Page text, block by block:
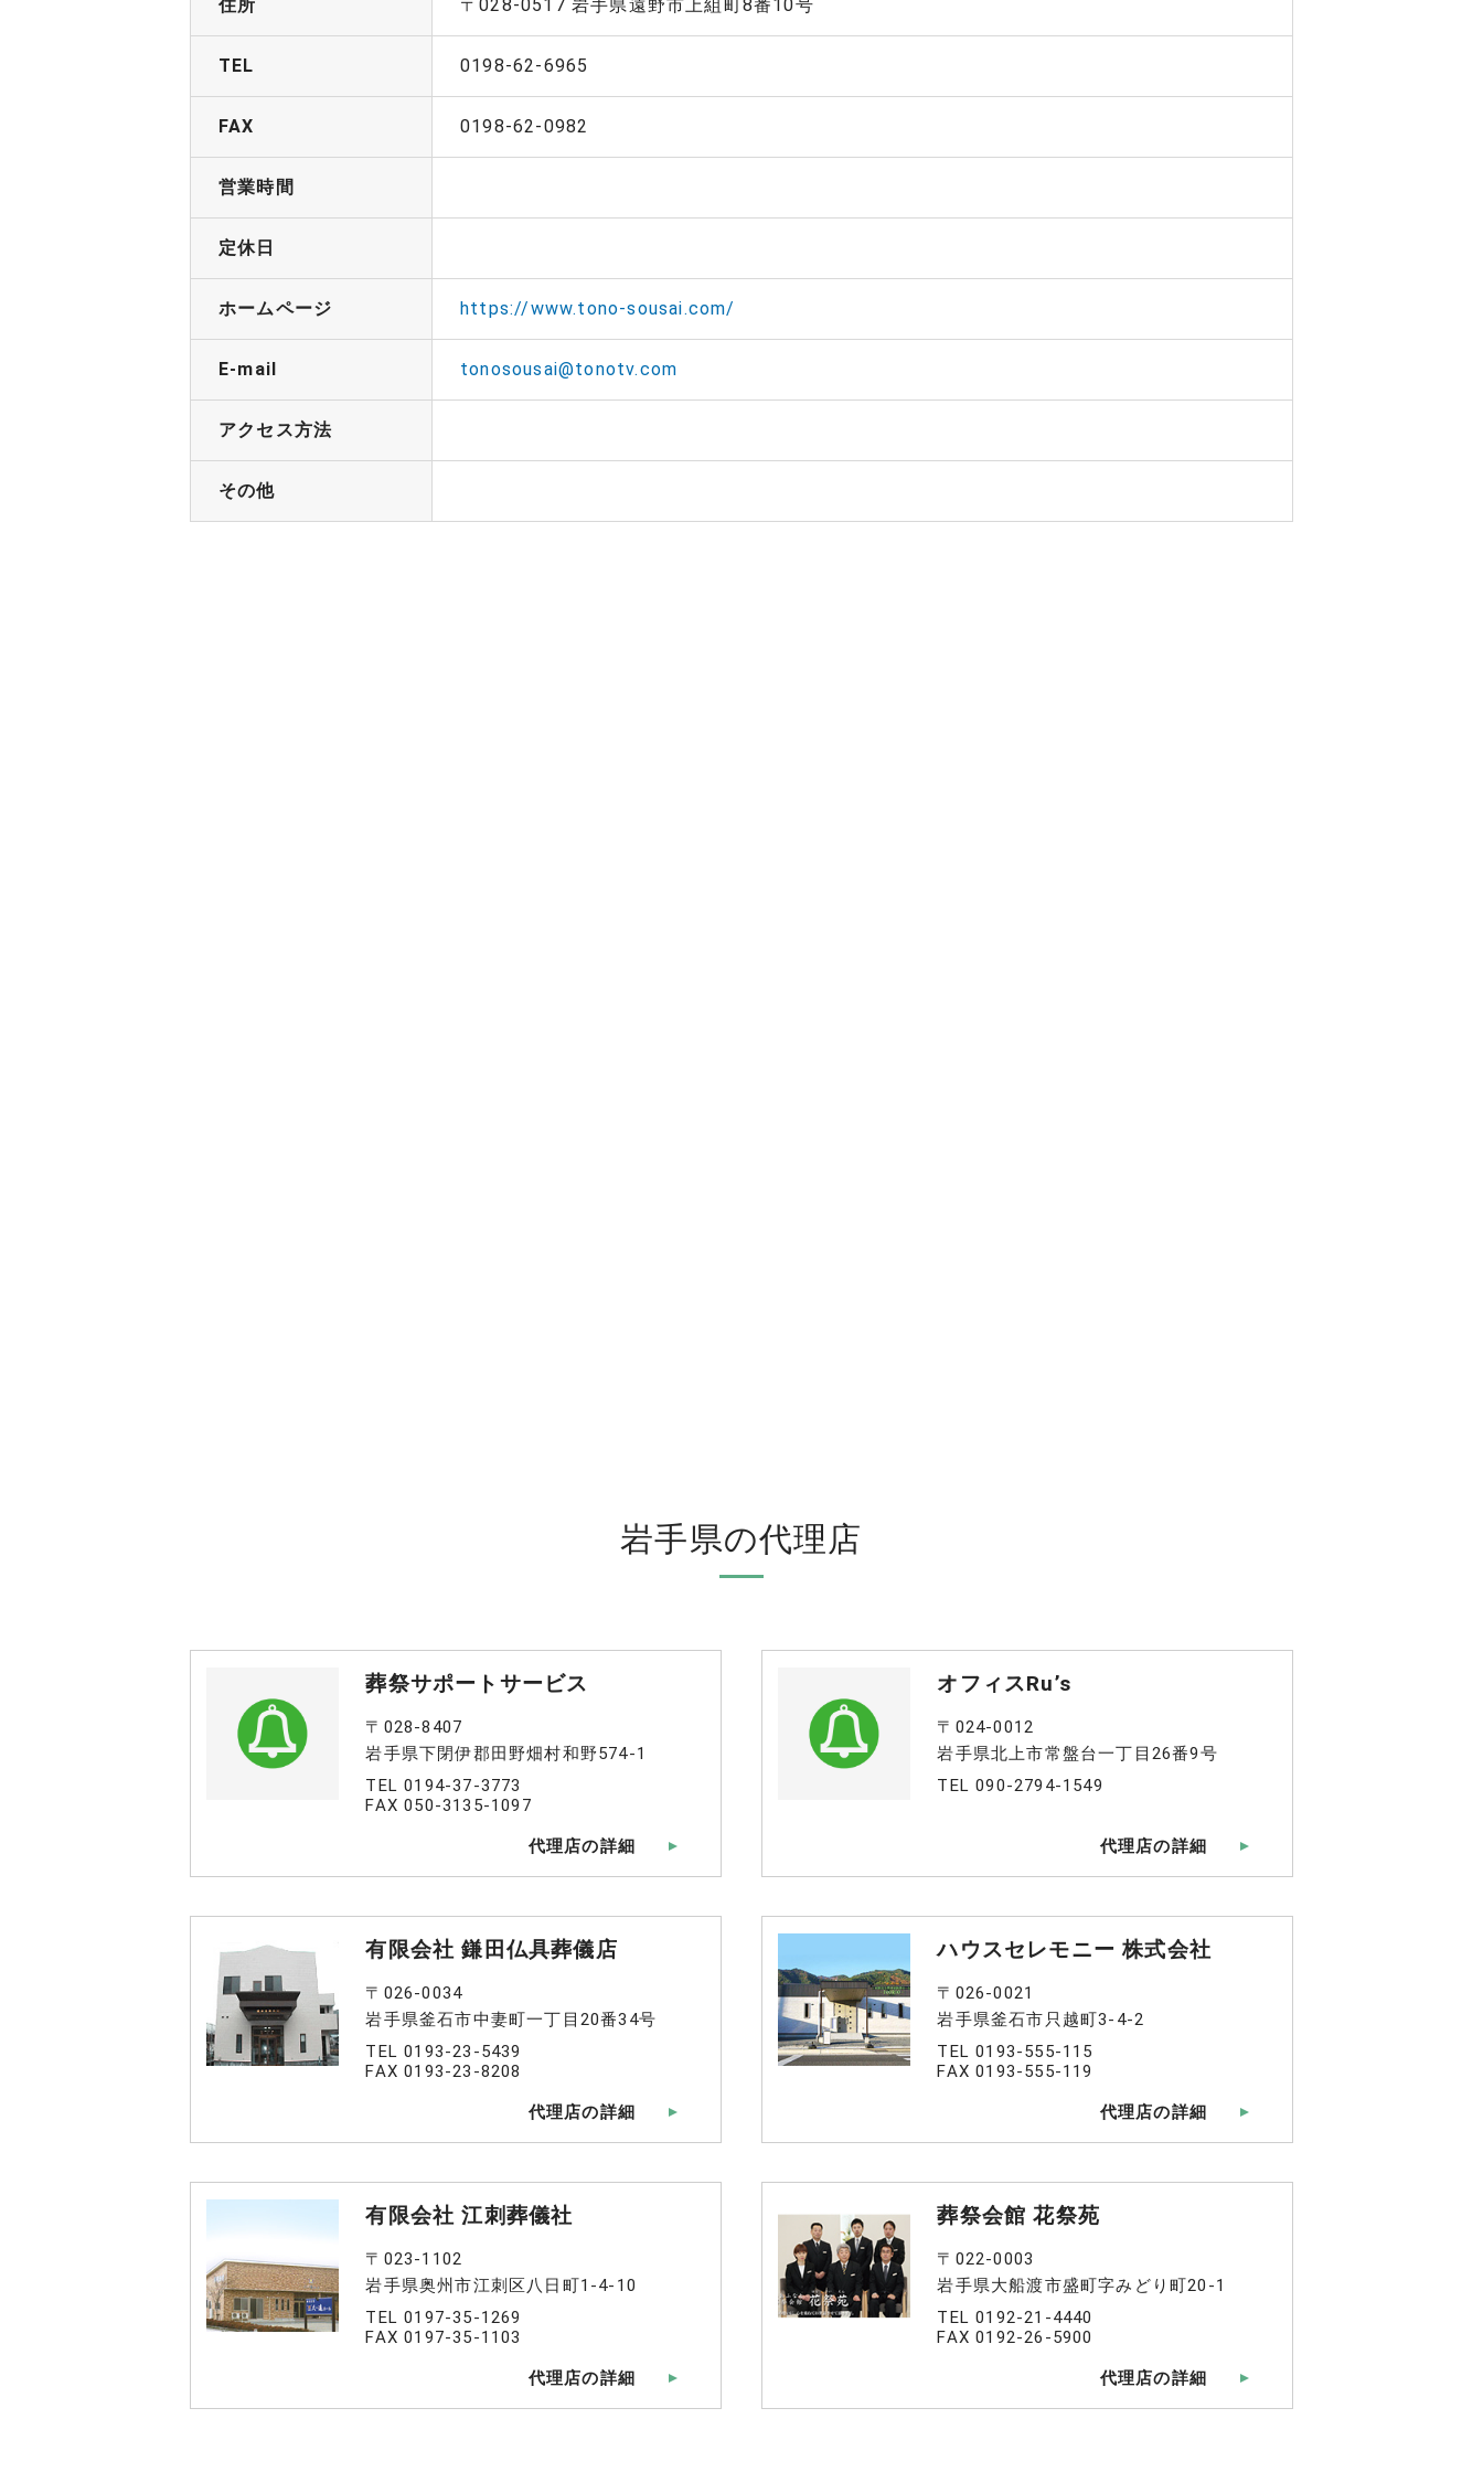
住所 〒028-0517 岩手県遠野市上組町8番10号
TEL 0198-62-6965
FAX 0198-62-0982
営業時間
定休日
ホームページ https://www.tono-sousai.com/
E-mail tonosousai@tonotv.com
アクセス方法
その他
岩手県の代理店
葬祭サポートサービス
〒028-8407
岩手県下閉伊郡田野畑村和野574-1
TEL 0194-37-3773
FAX 050-3135-1097
代理店の詳細
オフィスRu’s
〒024-0012
岩手県北上市常盤台一丁目26番9号
TEL 090-2794-1549
代理店の詳細
有限会社 鎌田仏具葬儀店
〒026-0034
岩手県釜石市中妻町一丁目20番34号
TEL 0193-23-5439
FAX 0193-23-8208
代理店の詳細
ハウスセレモニー 株式会社
〒026-0021
岩手県釜石市只越町3-4-2
TEL 0193-555-115
FAX 0193-555-119
代理店の詳細
有限会社 江刺葬儀社
〒023-1102
岩手県奥州市江刺区八日町1-4-10
TEL 0197-35-1269
FAX 0197-35-1103
代理店の詳細
葬祭会館 花祭苑
〒022-0003
岩手県大船渡市盛町字みどり町20-1
TEL 0192-21-4440
FAX 0192-26-5900
代理店の詳細